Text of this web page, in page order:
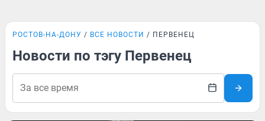
РОСТОВ-НА-ДОНУ ВСЕ НОВОСТИ ПЕРВЕНЕЦ
Новости по тэгу Первенец